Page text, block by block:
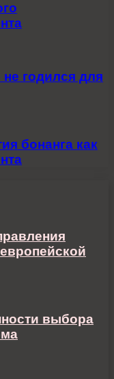
годился для
бонанга как
выбора